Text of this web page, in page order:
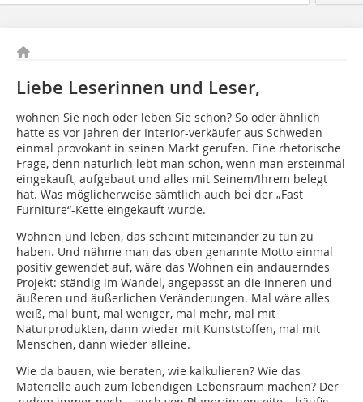
Liebe Leserinnen und Leser,
wohnen Sie noch oder leben Sie schon? So oder ähnlich
hatte es vor Jahren der Interior-verkäufer aus Schweden
einmal provokant in seinen Markt gerufen. Eine rhetorische
Frage, denn natürlich lebt man schon, wenn man ersteinmal
eingekauft, aufgebaut und alles mit Seinem/Ihrem belegt
hat. Was möglicherweise sämtlich auch bei der „Fast
Furniture“-Kette eingekauft wurde.
Wohnen und leben, das scheint miteinander zu tun zu
haben. Und nähme man das oben genannte Motto einmal
positiv gewendet auf, wäre das Wohnen ein andauerndes
Projekt: ständig im Wandel, angepasst an die inneren und
äußeren und äußerlichen Veränderungen. Mal wäre alles
weiß, mal bunt, mal weniger, mal mehr, mal mit
Naturprodukten, dann wieder mit Kunststoffen, mal mit
Menschen, dann wieder alleine.
Wie da bauen, wie beraten, wie kalkulieren? Wie das
Materielle auch zum lebendigen Lebensraum machen? Der